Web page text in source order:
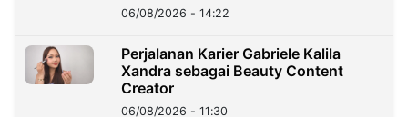
06/08/2026 - 14:22
Perjalanan Karier Gabriele Kalila
Xandra sebagai Beauty Content
Creator
06/08/2026 - 11:30